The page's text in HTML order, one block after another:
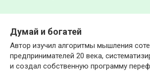
Думай и богатей
Автор изучил алгоритмы мышления
предпринимателей 20 века,
и создал собственную программу